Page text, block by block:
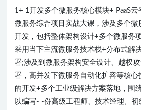
1+ 1开发多个微服务核心模块+ PaaS云
微服务综合项目实战大课，涉及多个微
开发，包括整体架构设计+多个微服务
采用当下主流微服务技术栈+分布式解
署;涉及到微服务架构安全设计、越权攻
署，高并发下微服务自动化扩容等核心
的开发+多个工业级解决方案落地，围
以编写- -份高级工程师、技术经理、初